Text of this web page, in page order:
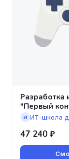
Разработка
"Первый
И
47 240 ₽